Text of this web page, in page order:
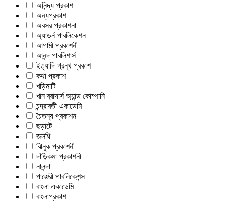
অনিন্দ্য প্রকাশ
অন্যপ্রকাশ
অবসর প্রকাশনা
অ্যাডর্ন পাবলিকেশন
আগামী প্রকাশনী
আনন্দ পাবলিশার্স
ইত্যাদি গ্রন্থ প্রকাশ
কথা প্রকাশ
খড়িমাটি
খান ব্রাদার্স অ্যান্ড কোম্পানি
চন্দ্রাবতী একাডেমি
চৈতন্য প্রকাশন
ছড়াটে
জলধি
ঝিনুক প্রকাশনী
দাঁড়িকমা প্রকাশনী
নালন্দা
পাঞ্জেরী পাবলিকেশন্স
বাংলা একাডেমি
বাংলাপ্রকাশ